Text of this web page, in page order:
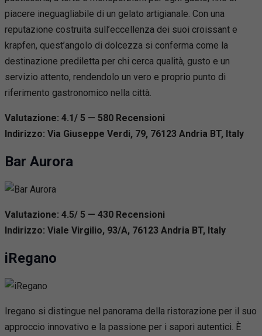
piacere ineguagliabile di un gelato artigianale. Con una
reputazione costruita sull’eccellenza dei suoi croissant e
krapfen, quest’angolo di dolcezza si conferma come la
destinazione prediletta per chi cerca qualità, gusto e un
servizio attento, rendendolo un vero e proprio punto di
riferimento gastronomico nella città.
Valutazione: 4.1/ 5 — 580 Recensioni
Indirizzo: Via Giuseppe Verdi, 79, 76123 Andria BT, Italy
Bar Aurora
Valutazione: 4.5/ 5 — 430 Recensioni
Indirizzo: Viale Virgilio, 93/A, 76123 Andria BT, Italy
iRegano
Iregano si distingue nel panorama della ristorazione per il suo
approccio innovativo e la passione per i sapori autentici. È